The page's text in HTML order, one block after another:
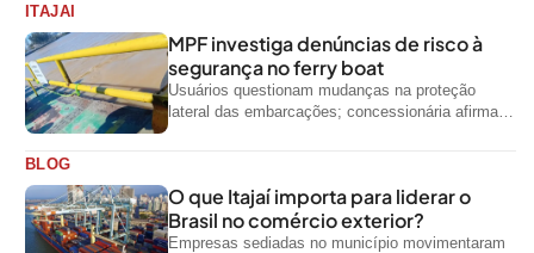
ITAJAI
MPF investiga denúncias de risco à
segurança no ferry boat
Usuários questionam mudanças na proteção
lateral das embarcações; concessionária afirma
BLOG
O que Itajaí importa para liderar o
Brasil no comércio exterior?
Empresas sediadas no município movimentaram